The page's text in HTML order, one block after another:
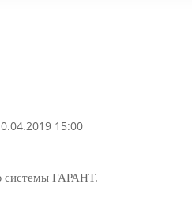
15:00
системы ГАРАНТ.